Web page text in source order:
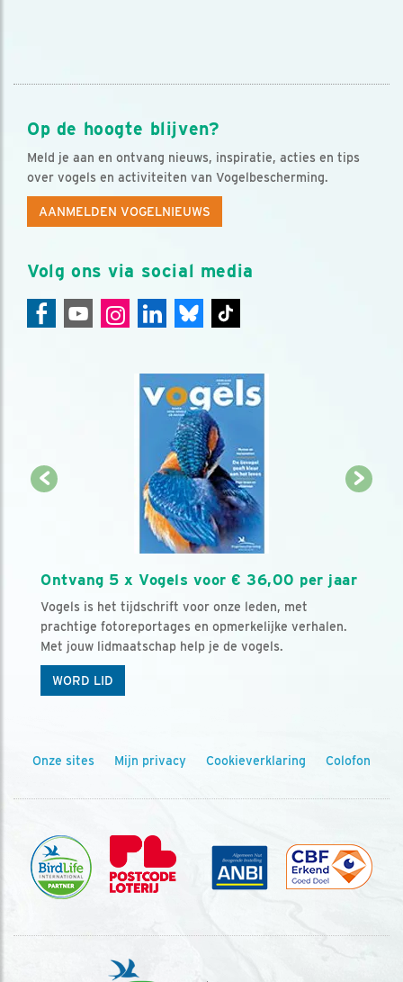
Op de hoogte blijven?
Meld je aan en ontvang nieuws, inspiratie, acties en tips
over vogels en activiteiten van Vogelbescherming.
AANMELDEN VOGELNIEUWS
Volg ons via social media
Ontvang 5 x Vogels voor € 36,00 per jaar
Vogels is het tijdschrift voor onze leden, met
prachtige fotoreportages en opmerkelijke verhalen.
Met jouw lidmaatschap help je de vogels.
WORD LID
Onze sites Mijn privacy Cookieverklaring Colofon